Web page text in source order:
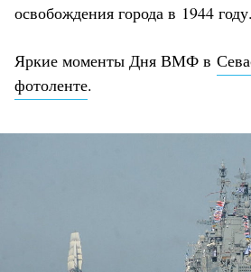
освобождения города в 1944 году.
Яркие моменты Дня ВМФ в
фотоленте.